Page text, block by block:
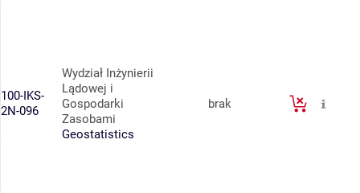
100-IKS-
2N-096
Wydział Inżynierii
Lądowej i
Gospodarki
Zasobami
Geostatistics
brak